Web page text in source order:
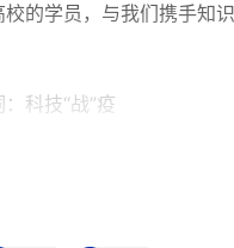
校的学员，与我们携手知
科技“战”疫
家”的背景下，IT教培迎来
联网、大数据等多个领域